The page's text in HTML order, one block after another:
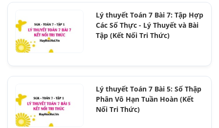
Lý thuyết Toán 7 Bài 7: Tập Hợp
Các Số Thực - Lý Thuyết và Bài
Tập (Kết Nối Tri Thức)
Lý thuyết Toán 7 Bài 5: Số Thập
Phân Vô Hạn Tuần Hoàn (Kết
Nối Tri Thức)